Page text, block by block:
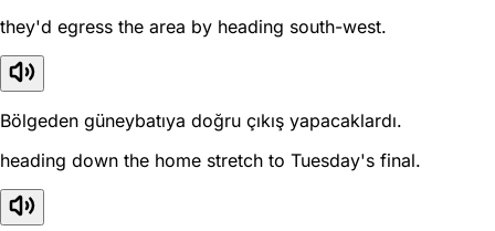
they'd egress the area by heading south-west.
Bölgeden güneybatıya doğru çıkış yapacaklardı.
heading down the home stretch to Tuesday's final.